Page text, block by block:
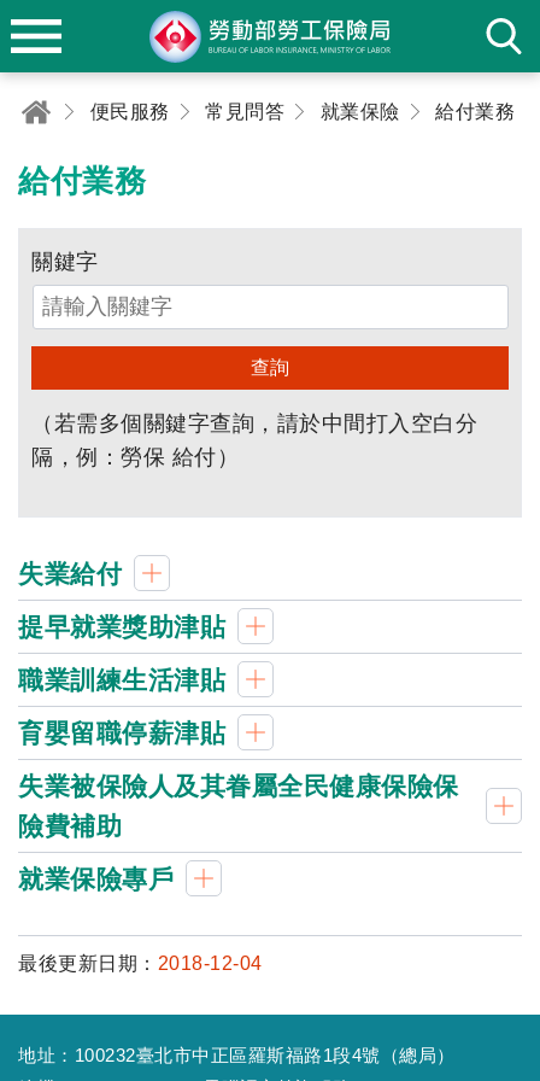
便民服務 常見問答 就業保險 給付業務
給付業務
關鍵字
查詢
（若需多個關鍵字查詢，請於中間打入空白分
隔，例：勞保 給付）
失業給付
提早就業獎助津貼
職業訓練生活津貼
育嬰留職停薪津貼
失業被保險人及其眷屬全民健康保險保
險費補助
就業保險專戶
最後更新日期： 2018-12-04
地址：100232臺北市中正區羅斯福路1段4號（總局）